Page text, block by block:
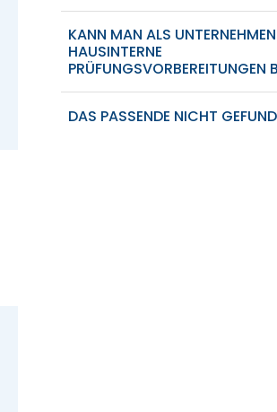
KANN MAN ALS UNTERNEHMEN
HAUSINTERNE
PRÜFUNGSVORBEREITUNGEN
DAS PASSENDE NICHT